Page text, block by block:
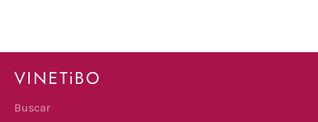
VINETiBO
Buscar